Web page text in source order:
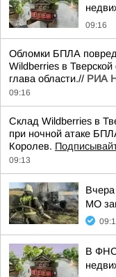
09:16
Обломки БПЛА
Wildberries в
глава области.// РИА
09:16
Склад Wildberries в
при ночной атаке
Королев.
09:13
МО
В ФНС